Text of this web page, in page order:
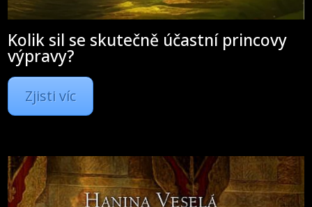
Kolik sil se skutečně účastní princovy
výpravy?
Zjisti víc